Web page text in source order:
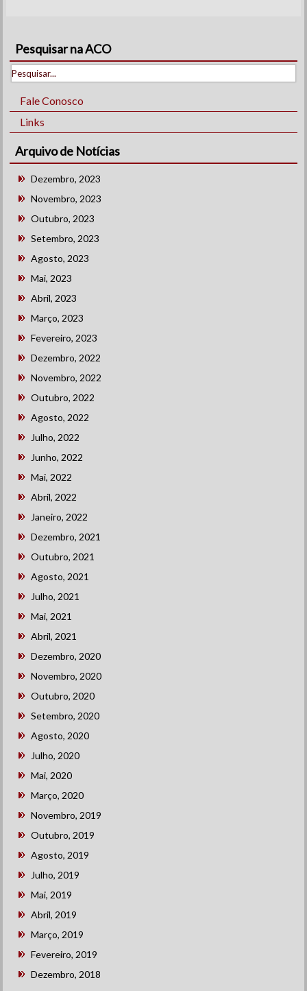
Pesquisar na ACO
Fale Conosco
Links
Arquivo de Notícias
Dezembro, 2023
Novembro, 2023
Outubro, 2023
Setembro, 2023
Agosto, 2023
Mai, 2023
Abril, 2023
Março, 2023
Fevereiro, 2023
Dezembro, 2022
Novembro, 2022
Outubro, 2022
Agosto, 2022
Julho, 2022
Junho, 2022
Mai, 2022
Abril, 2022
Janeiro, 2022
Dezembro, 2021
Outubro, 2021
Agosto, 2021
Julho, 2021
Mai, 2021
Abril, 2021
Dezembro, 2020
Novembro, 2020
Outubro, 2020
Setembro, 2020
Agosto, 2020
Julho, 2020
Mai, 2020
Março, 2020
Novembro, 2019
Outubro, 2019
Agosto, 2019
Julho, 2019
Mai, 2019
Abril, 2019
Março, 2019
Fevereiro, 2019
Dezembro, 2018